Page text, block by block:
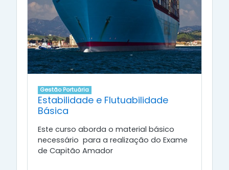
Gestão Portuária
Estabilidade e Flutuabilidade
Básica
Este curso aborda o material básico
necessário para a realização do Exame
de Capitão Amador